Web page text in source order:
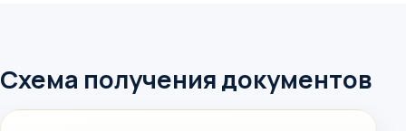
Схема получения документов